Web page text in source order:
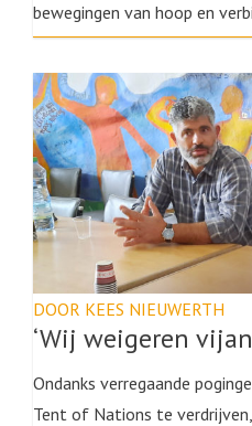
bewegingen van hoop en
DOOR KEES NIEUWERTH
‘Wij weigeren
Ondanks verregaande
Tent of Nations te